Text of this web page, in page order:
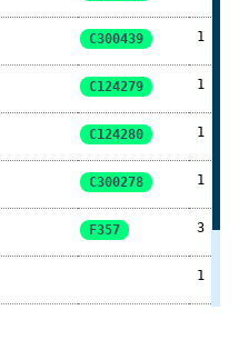
C300439 1
C124279 1
C124280 1
C300278 1
F357 3
1